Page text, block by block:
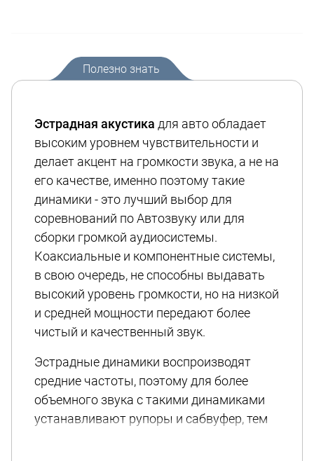
Полезно знать
Эстрадная акустика для авто обладает
высоким уровнем чувствительности и
делает акцент на громкости звука, а не на
его качестве, именно поэтому такие
динамики - это лучший выбор для
соревнований по Автозвуку или для
сборки громкой аудиосистемы.
Коаксиальные и компонентные системы,
в свою очередь, не способны выдавать
высокий уровень громкости, но на низкой
и средней мощности передают более
чистый и качественный звук.
Эстрадные динамики воспроизводят
средние частоты, поэтому для более
объемного звука с такими динамиками
устанавливают рупоры и сабвуфер, тем